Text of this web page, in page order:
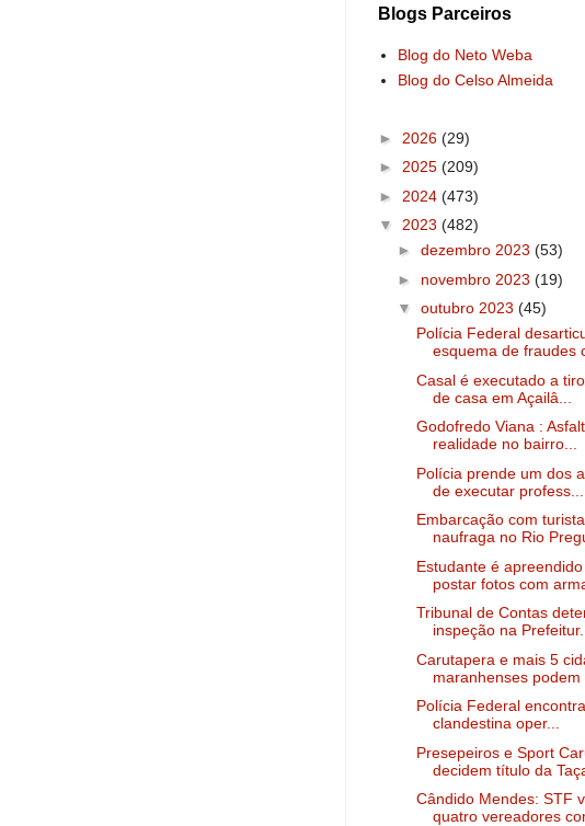
Blogs Parceiros
Blog do Neto Weba
Blog do Celso Almeida
► 2026 (29)
► 2025 (209)
► 2024 (473)
▼ 2023 (482)
► dezembro 2023 (53)
► novembro 2023 (19)
▼ outubro 2023 (45)
Polícia Federal
esquema de fraudes
Casal é executado a
de casa em Açailâ...
Godofredo Viana :
realidade no bairro...
Polícia prende um dos
de executar profess...
Embarcação com
naufraga no Rio
Estudante é
postar fotos com arma
Tribunal de Contas
inspeção na Prefeitur...
Carutapera e mais 5
maranhenses podem
Polícia Federal
clandestina oper...
Presepeiros e Sport
decidem título da Taça
Cândido Mendes: STF
quatro vereadores